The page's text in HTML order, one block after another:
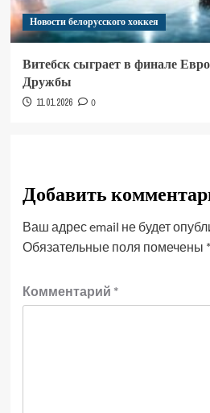
Новости белорусского хоккея
Витебск сыграет в финале
Дружбы
11.01.2026 0
Добавить
Ваш адрес email не будет
Обязательные поля помечены *
Комментарий *